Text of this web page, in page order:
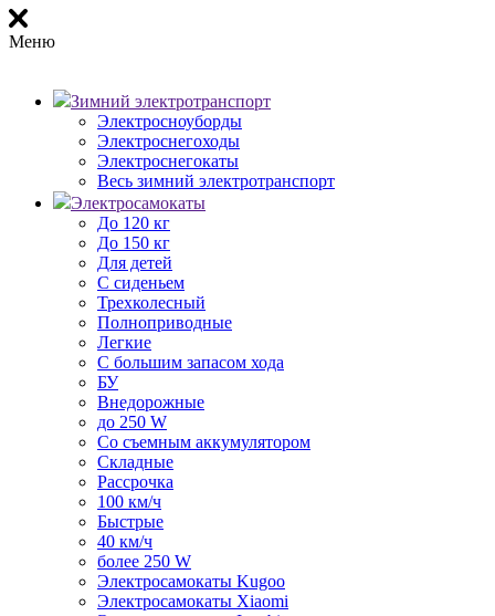
Меню
Зимний электротранспорт
Электросноуборды
Электроснегоходы
Электроснегокаты
Весь зимний электротранспорт
Электросамокаты
До 120 кг
До 150 кг
Для детей
С сиденьем
Трехколесный
Полноприводные
Легкие
С большим запасом хода
БУ
Внедорожные
до 250 W
Со съемным аккумулятором
Складные
Рассрочка
100 км/ч
Быстрые
40 км/ч
более 250 W
Электросамокаты Kugoo
Электросамокаты Xiaomi